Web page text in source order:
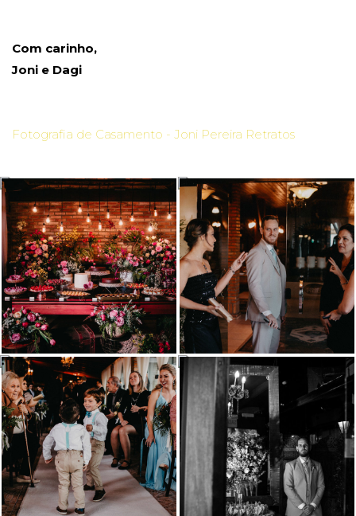
Com carinho,
Joni e Dagi
Fotografia de Casamento - Joni Pereira Retratos